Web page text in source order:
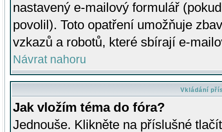
nastavený e-mailový formulář
povolil). Toto opatření umožňuje
vzkazů a robotů, které sbírají e-
Návrat nahoru
Vkládání
Jak vložím téma do fóra?
Jednouše. Klikněte na příslušné